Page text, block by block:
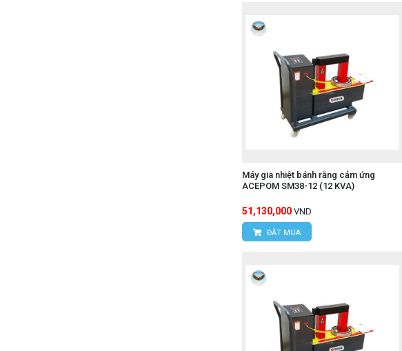
Máy gia nhiệt bánh răng cảm ứng
ACEPOM SM38-12 (12 KVA)
51,130,000 VND
ĐẶT MUA